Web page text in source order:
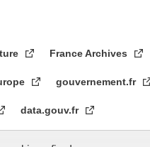
France Archives
gouvernement.fr
data.gouv.fr